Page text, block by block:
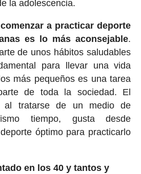
la adolescencia.
comenzar a practicar deporte
es lo más aconsejable.
de unos hábitos saludables
para llevar una vida
más pequeños es una tarea
de toda la sociedad. El
al tratarse de un medio de
tiempo, gusta desde
óptimo para practicarlo
en los 40 y tantos y